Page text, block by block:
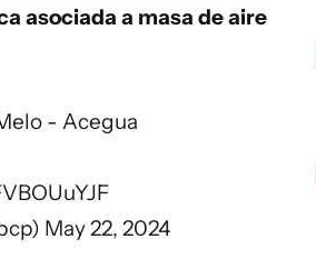
asociada a masa de aire
- Acegua
May 22, 2024